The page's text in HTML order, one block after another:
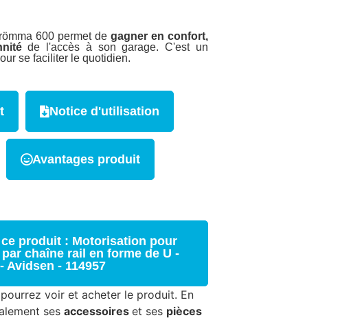
600 permet degagner en confort,
de l'accès à son garage. C'est un
se faciliter le quotidien.
Notice d'utilisation
Avantages produit
produit : Motorisation pour
chaîne rail en forme de U -
Avidsen - 114957
voir et acheter le produit. En
ses accessoires et ses pièces